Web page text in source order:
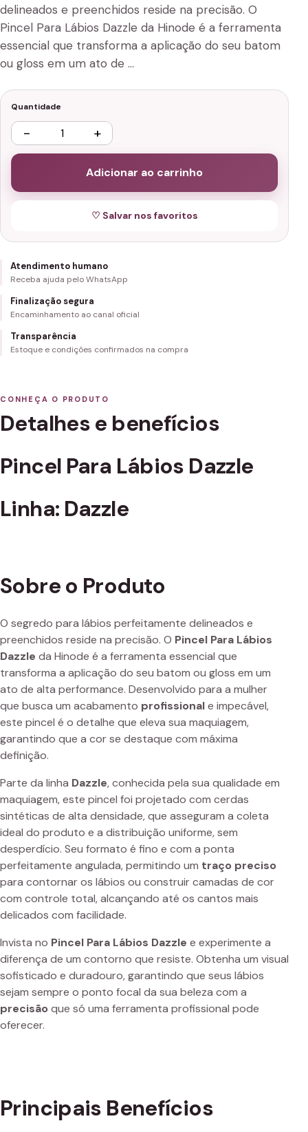
delineados e preenchidos reside na precisão. O
Pincel Para Lábios Dazzle da Hinode é a ferramenta
essencial que transforma a aplicação do seu batom
ou gloss em um ato de …
Quantidade
− +
Adicionar ao carrinho
♡ Salvar nos favoritos
Atendimento humano
Receba ajuda pelo WhatsApp
Finalização segura
Encaminhamento ao canal oficial
Transparência
Estoque e condições confirmados na compra
CONHEÇA O PRODUTO
Detalhes e benefícios
Pincel Para Lábios Dazzle
Linha: Dazzle
Sobre o Produto
O segredo para lábios perfeitamente delineados e
preenchidos reside na precisão. O Pincel Para Lábios
Dazzle da Hinode é a ferramenta essencial que
transforma a aplicação do seu batom ou gloss em um
ato de alta performance. Desenvolvido para a mulher
que busca um acabamento profissionale impecável,
este pincel é o detalhe que eleva sua maquiagem,
garantindo que a cor se destaque com máxima
definição.
Parte da linha Dazzle, conhecida pela sua qualidade em
maquiagem, este pincel foi projetado com cerdas
sintéticas de alta densidade, que asseguram a coleta
ideal do produto e a distribuição uniforme, sem
desperdício. Seu formato é fino e com a ponta
perfeitamente angulada, permitindo um traço preciso
para contornar os lábios ou construir camadas de cor
com controle total, alcançando até os cantos mais
delicados com facilidade.
Invista no Pincel Para Lábios Dazzle e experimente a
diferença de um contorno que resiste. Obtenha um visual
sofisticado e duradouro, garantindo que seus lábios
sejam sempre o ponto focal da sua beleza com a
precisão que só uma ferramenta profissional pode
oferecer.
Principais Benefícios